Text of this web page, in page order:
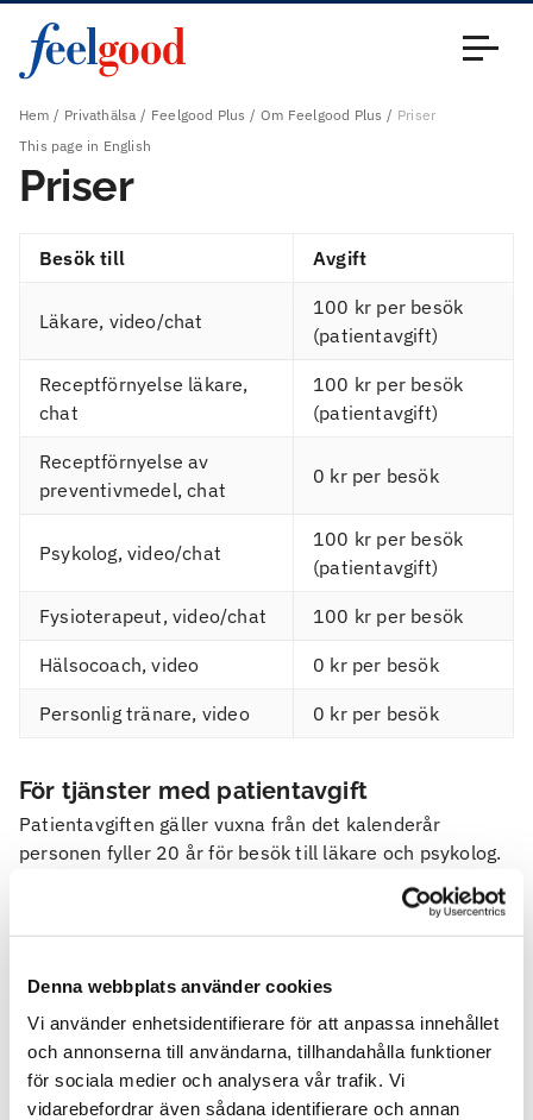
Denna webbplats använder cookies
Vi använder enhetsidentifierare för att anpassa innehållet
och annonserna till användarna, tillhandahålla funktioner
för sociala medier och analysera vår trafik. Vi
vidarebefordrar även sådana identifierare och annan
Hem Privathälsa Feelgood Plus Om Feelgood Plus
Priser
This page in English
Priser
Besök till Avgift
Läkare, video/chat
100 kr per besök
(patientavgift)
Receptförnyelse läkare,
chat
100 kr per besök
(patientavgift)
Receptförnyelse av
preventivmedel, chat
0 kr per besök
Psykolog, video/chat
100 kr per besök
(patientavgift)
Fysioterapeut, video/chat 100 kr per besök
Hälsocoach, video 0 kr per besök
Personlig tränare, video 0 kr per besök
För tjänster med patientavgift
Patientavgiften gäller vuxna från det kalenderår
personen fyller 20 år för besök till läkare och psykolog.
Övriga avgifter
mötestid. Om besöket inte avbokas inom denna tid eller
om du inte ansluter till mötet, debiteras en avgift om
300 kr. Denna avgift gäller samtliga digitala besök, det
vill säga läkare, psykolog, fysioterapeut, hälsocoach och
personlig tränare.